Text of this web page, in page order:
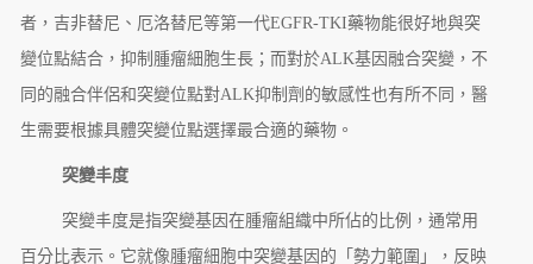
者，吉非替尼、厄洛替尼等第一代EGFR-TKI藥物能很好地與突
變位點結合，抑制腫瘤細胞生長；而對於ALK基因融合突變，不
同的融合伴侶和突變位點對ALK抑制劑的敏感性也有所不同，醫
生需要根據具體突變位點選擇最合適的藥物。
突變丰度
突變丰度是指突變基因在腫瘤組織中所佔的比例，通常用
百分比表示。它就像腫瘤細胞中突變基因的「勢力範圍」，反映